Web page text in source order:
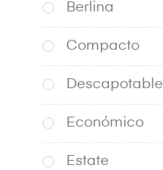
Berlina
Compacto
Descapotable
Económico
Estate